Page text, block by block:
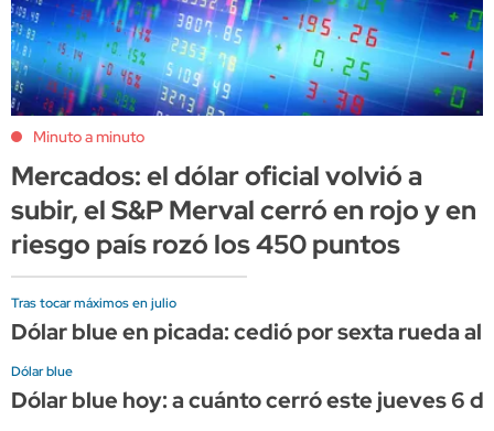
Minuto a minuto
Mercados: el dólar oficial volvió a
subir, el S&P Merval cerró en rojo y en
riesgo país rozó los 450 puntos
Tras tocar máximos en julio
Dólar blue en picada: cedió por sexta rueda
Dólar blue
Dólar blue hoy: a cuánto cerró este jueves 6